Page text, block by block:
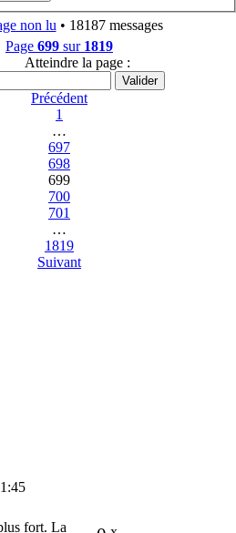
non lu • 18187 messages
Page 699 sur 1819
Atteindre la page :
Précédent
1
…
697
698
699
700
701
…
1819
Suivant
fort. La